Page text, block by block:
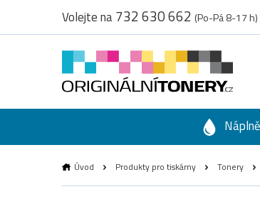
Volejte na732 630 662 (Po-Pá 8-17 h)
Náplně
Úvod Produkty pro tiskárny Tonery